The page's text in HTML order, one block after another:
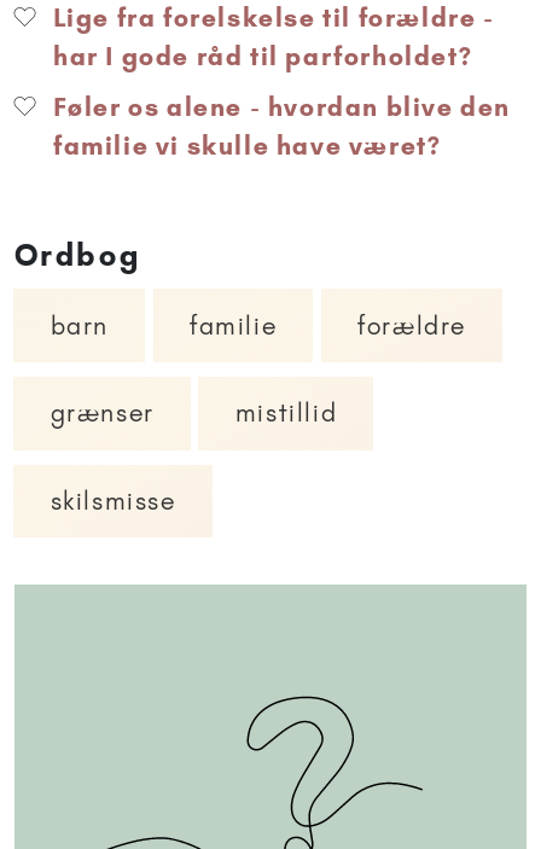
Lige fra forelskelse til forældre -
har I gode råd til parforholdet?
Føler os alene - hvordan blive den
familie vi skulle have været?
Ordbog
barn familie forældre
grænser mistillid
skilsmisse